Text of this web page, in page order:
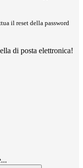
il reset della password
di posta elettronica!